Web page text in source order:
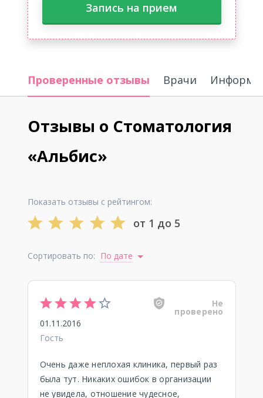
Запись на прием
Проверенные отзывы Врачи
Отзывы о Стоматология
«Альбис»
Показать отзывы с рейтингом:
от 1 до 5
Сортировать по: По дате
Не
проверено
01.11.2016
Гость
Очень даже неплохая клиника, первый раз
была тут. Никаких ошибок в организации
не увидела, отношение чудесное,